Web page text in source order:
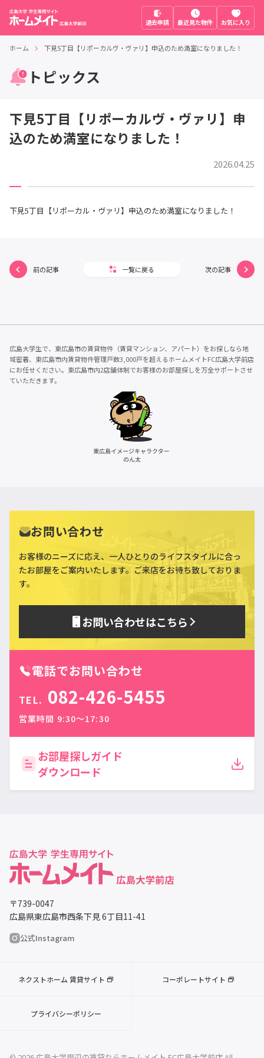
退去申請 最近見た物件 お気に入り
ホーム 下見5丁目【リポーカルヴ・ヴァリ】申込のため満室になりました！
トピックス
下見5丁目【リポーカルヴ・ヴァリ】申
込のため満室になりました！
2026.04.25
下見5丁目【リポーカル・ヴァリ】申込のため満室になりました！
前の記事 一覧に戻る 次の記事
広島大学生で、東広島市の賃貸物件（賃貸マンション、アパート）をお探しなら地
域密着、東広島市内賃貸物件管理戸数3,000戸を超えるホームメイトFC広島大学前店
にお任せください。東広島市内2店舗体制でお客様のお部屋探しを万全サポートさせ
ていただきます。
お問い合わせ
お客様のニーズに応え、一人ひとりのライフスタイルに合っ
たお部屋をご案内いたします。ご来店をお待ち致しておりま
す。
お問い合わせはこちら
電話でお問い合わせ
TEL. 082-426-5455
営業時間 9:30〜17:30
お部屋探しガイド
ダウンロード
〒739-0047
広島県東広島市西条下見 6丁目11-41
公式Instagram
ネクストホーム 賃貸サイト コーポレートサイト
プライバシーポリシー